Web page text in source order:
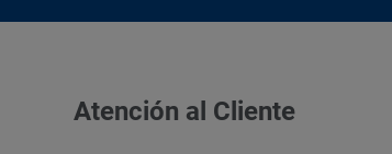
Atención al Cliente